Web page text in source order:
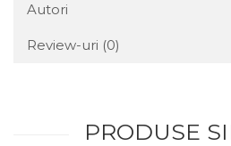
Autori
Review-uri (0)
PRODUSE